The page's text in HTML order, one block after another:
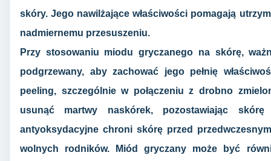
skóry. Jego nawilżające właściwości pomagają
nadmiernemu przesuszeniu.
Przy stosowaniu miodu gryczanego na skórę,
podgrzewany, aby zachować jego pełnię
peeling, szczególnie w połączeniu z drobno
usunąć martwy naskórek, pozostawiając
antyoksydacyjne chroni skórę przed
wolnych rodników. Miód gryczany może być